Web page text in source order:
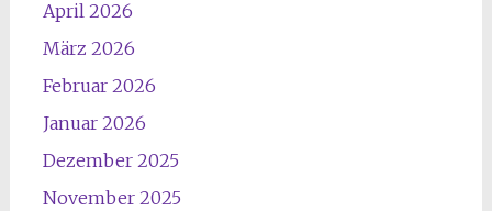
April 2026
März 2026
Februar 2026
Januar 2026
Dezember 2025
November 2025